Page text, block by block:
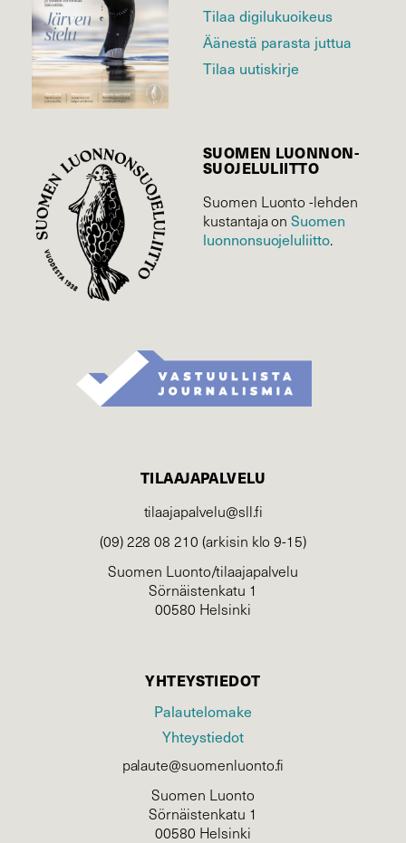
Tilaa digilukuoikeus
Äänestä parasta juttua
Tilaa uutiskirje
SUOMEN LUONNON­
SUOJELU­LIITTO
Suomen Luonto -lehden
kustantaja onSuomen
luonnonsuojelu­liitto.
TILAAJAPALVELU
tilaajapalvelu@sll.fi
(09) 228 08 210 (arkisin klo 9-15)
Suomen Luonto/tilaajapalvelu
Sörnäistenkatu 1
00580 Helsinki
YHTEYSTIEDOT
Palautelomake
Yhteystiedot
palaute@suomenluonto.fi
Suomen Luonto
Sörnäistenkatu 1
00580 Helsinki